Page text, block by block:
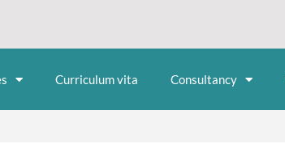
Curriculum vita Consultancy